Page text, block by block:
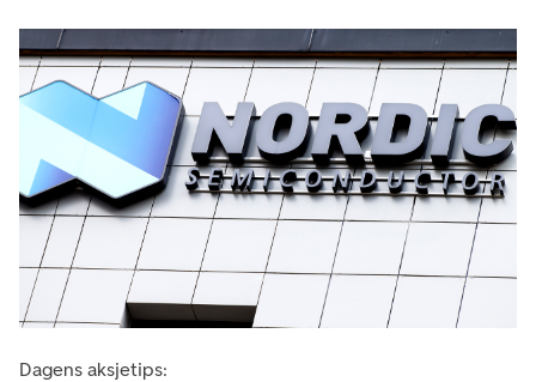
Dagens aksjetips: